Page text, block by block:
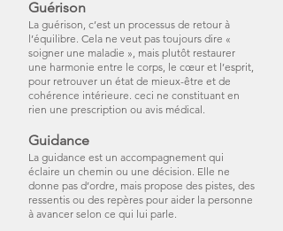
Guérison
La guérison, c’est un processus de retour à
l’équilibre. Cela ne veut pas toujours dire «
soigner une maladie », mais plutôt restaurer
une harmonie entre le corps, le cœur et l’esprit,
pour retrouver un état de mieux-être et de
cohérence intérieure. ceci ne constituant en
rien une prescription ou avis médical.
Guidance
La guidance est un accompagnement qui
éclaire un chemin ou une décision. Elle ne
donne pas d’ordre, mais propose des pistes, des
ressentis ou des repères pour aider la personne
à avancer selon ce qui lui parle.